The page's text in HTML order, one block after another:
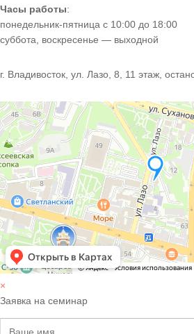
Часы работы:
понедельник-пятница с 10:00 до 18:00
суббота, воскресенье — выходной
г. Владивосток, ул. Лазо, 8, 11 этаж,
×
Заявка на семинар